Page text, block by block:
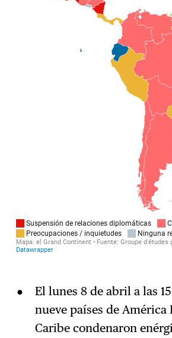
El lunes 8 de abril a las
nueve países de América
Caribe condenaron